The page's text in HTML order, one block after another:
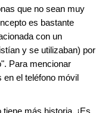
que no sean muy
es bastante
con un
y se utilizaban) por
Para mencionar
en el teléfono móvil